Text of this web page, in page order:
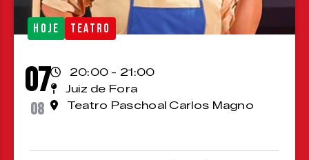
HOJE TEATRO
07
08
20:00 - 21:00
Juiz de Fora
Teatro Paschoal Carlos Magno